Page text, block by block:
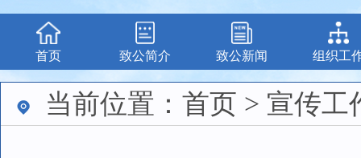
首页 致公简介 致公新闻 组织工
当前位置：首页 > 宣传工